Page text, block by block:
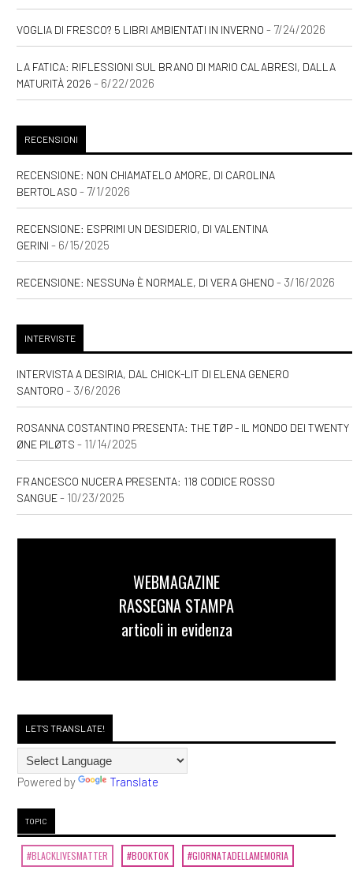
VOGLIA DI FRESCO? 5 LIBRI AMBIENTATI IN INVERNO - 7/24/2026
LA FATICA: RIFLESSIONI SUL BRANO DI MARIO CALABRESI, DALLA
MATURITÀ 2026 - 6/22/2026
RECENSIONI
RECENSIONE: NON CHIAMATELO AMORE, DI CAROLINA
BERTOLASO - 7/1/2026
RECENSIONE: ESPRIMI UN DESIDERIO, DI VALENTINA
GERINI - 6/15/2025
RECENSIONE: NESSUNƏ È NORMALE, DI VERA GHENO - 3/16/2026
INTERVISTE
INTERVISTA A DESIRIA, DAL CHICK-LIT DI ELENA GENERO
SANTORO - 3/6/2026
ROSANNA COSTANTINO PRESENTA: THE TØP - IL MONDO DEI TWENTY
ØNE PILØTS - 11/14/2025
FRANCESCO NUCERA PRESENTA: 118 CODICE ROSSO
SANGUE- 10/23/2025
WEBMAGAZINE
RASSEGNA STAMPA
articoli in evidenza
LET'S TRANSLATE!
Powered by Translate
TOPIC
#BLACKLIVESMATTER #BOOKTOK #GIORNATADELLAMEMORIA